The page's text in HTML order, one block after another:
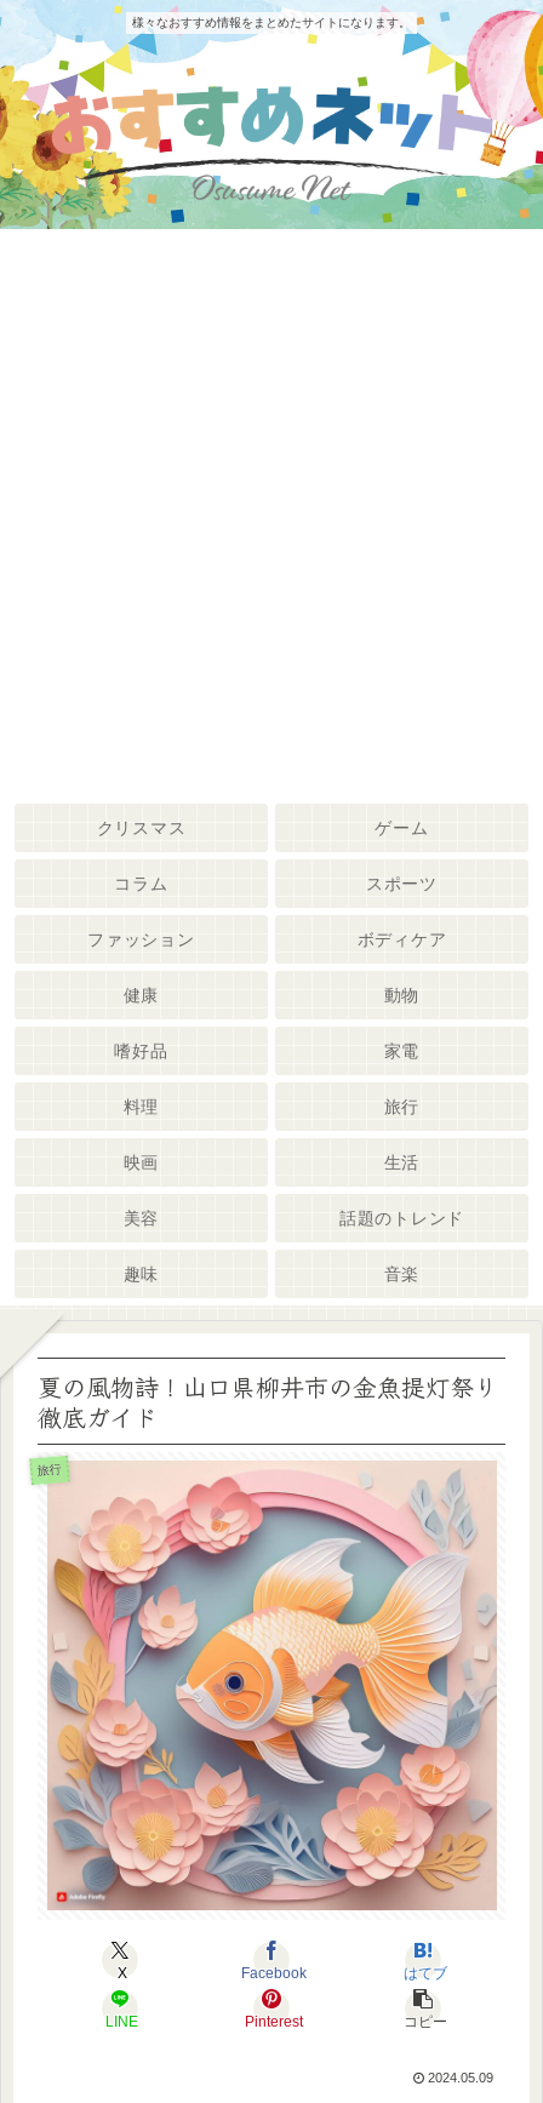
様々なおすすめ情報をまとめたサイトになります。
クリスマス ゲーム
コラム スポーツ
ファッション ボディケア
健康 動物
嗜好品 家電
料理 旅行
映画 生活
美容 話題のトレンド
趣味 音楽
夏の風物詩！山口県柳井市の金魚提灯祭り
徹底ガイド
旅行
X Facebook はてブ
LINE Pinterest コピー
2024.05.09